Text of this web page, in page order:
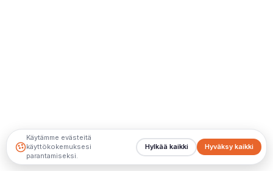
Käytämme evästeitä
käyttökokemuksesi
parantamiseksi.
Hyväksy kaikki
Hylkää kaikki